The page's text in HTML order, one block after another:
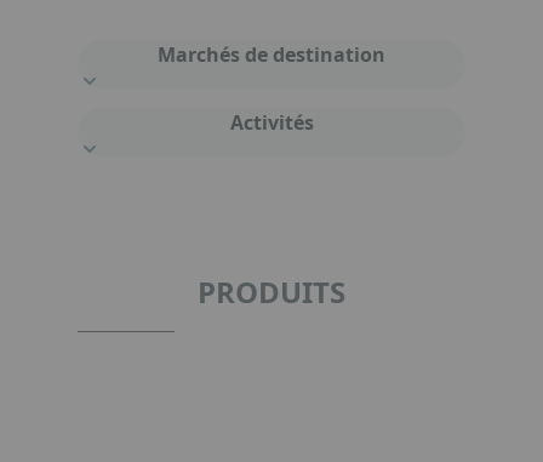
Marchés de destination
Activités
PRODUITS